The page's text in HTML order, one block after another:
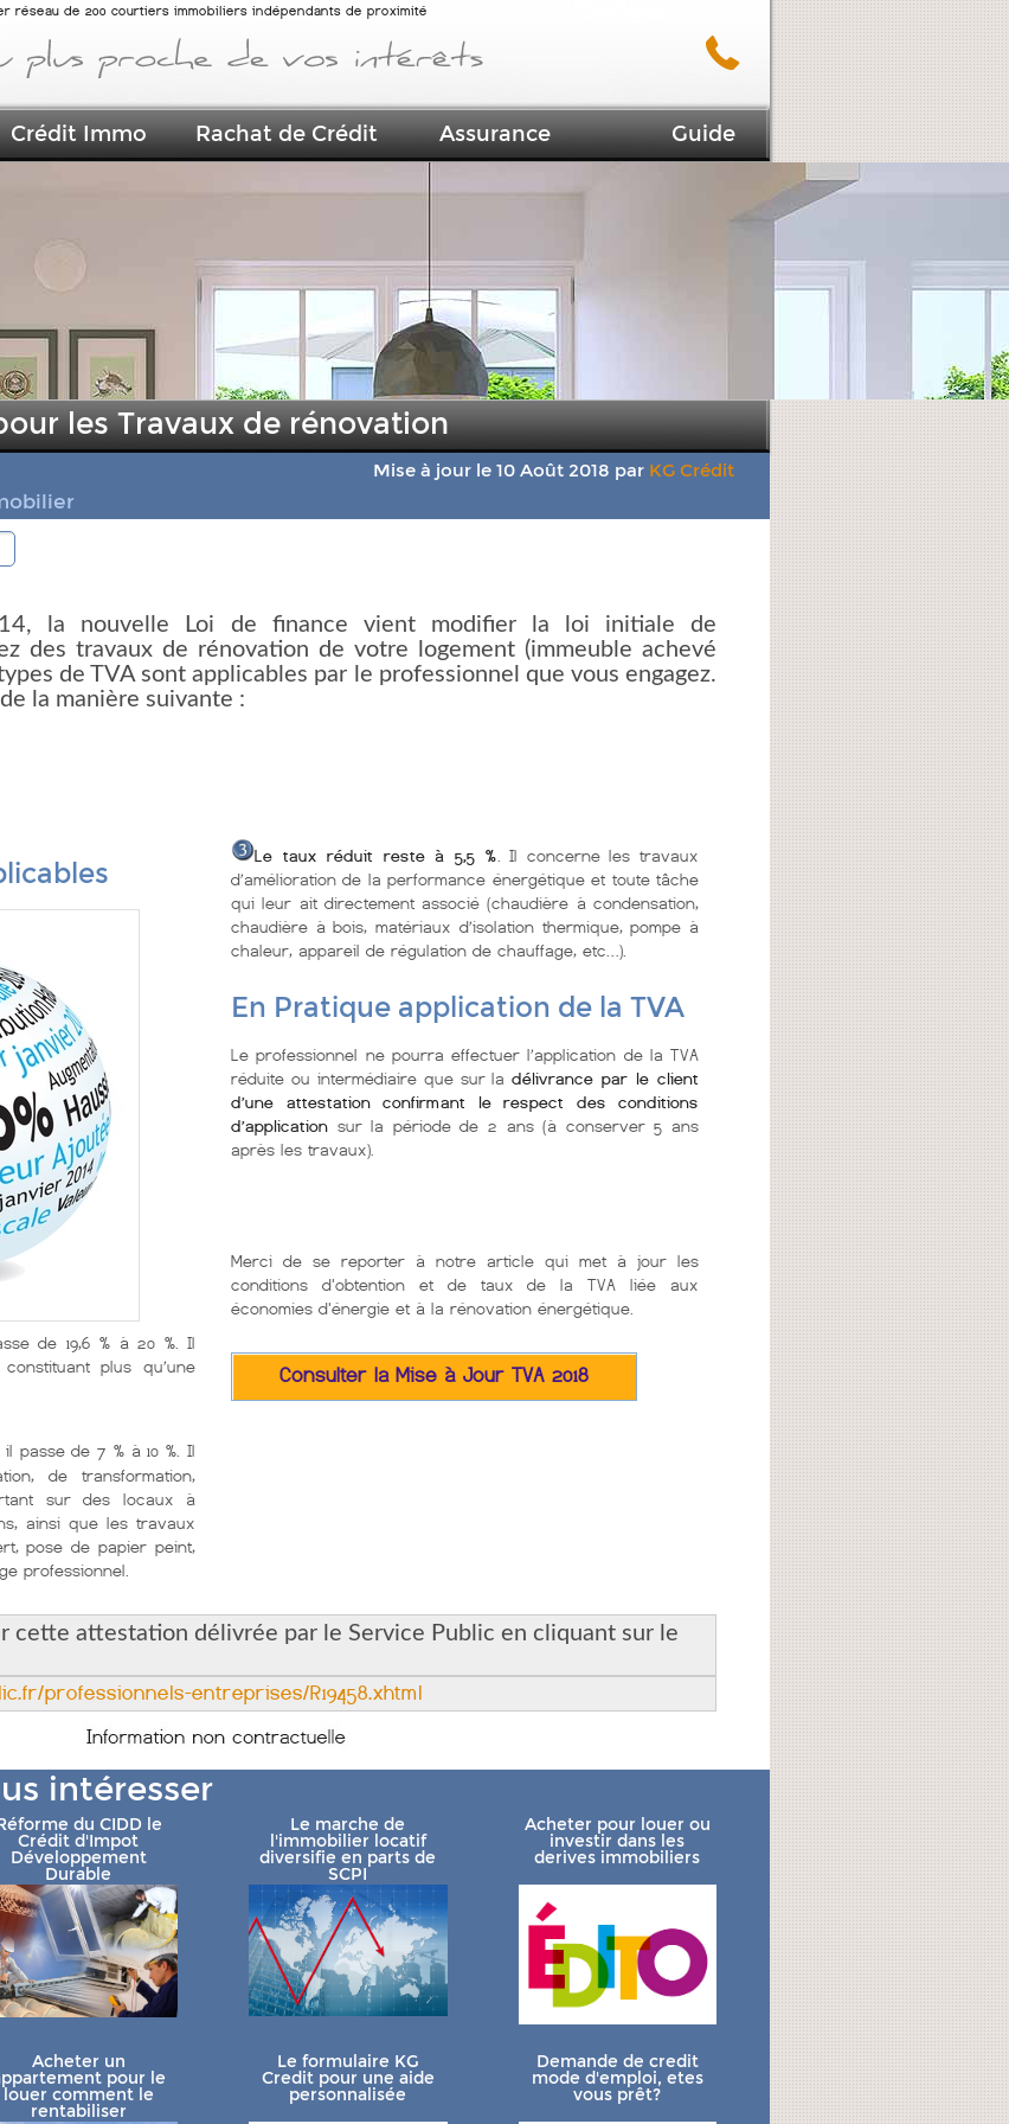
les Travaux de rénovation
Mise à jour le 10 Août 2018 par KG Crédit
la nouvelle Loi de finance vient modifier la loi initiale de
des travaux de rénovation de votre logement (immeuble achevé
de TVA sont applicables par le professionnel que vous engagez.
la manière suivante :
de 19,6 % à 20 %. Il
plus qu’une
il passe de 7 % à 10 %. Il
de transformation,
sur des locaux à
ainsi que les travaux
pose de papier peint,
professionnel.
Le taux réduit reste à 5,5 %. Il concerne les travaux
d’amélioration de la performance énergétique et toute tâche
qui leur ait directement associé (chaudière à condensation,
chaudière à bois, matériaux d’isolation thermique, pompe à
chaleur, appareil de régulation de chauffage, etc…).
En Pratique application de la TVA
Le professionnel ne pourra effectuer l’application de la TVA
réduite ou intermédiaire que sur ladélivrance par le client
d’une attestation confirmant le respect des conditions
d’application sur la période de 2 ans (à conserver 5 ans
après les travaux).
Merci de se reporter à notre article qui met à jour les
conditions d'obtention et de taux de la TVA liée aux
économies d'énergie et à la rénovation énergétique.
Consulter la Mise à Jour TVA 2018
cette attestation délivrée par le Service Public en cliquant sur le
professionnels-entreprises/R19458.xhtml
intéresser
du CIDD le
Crédit d'Impot
Développement
Durable
Le marche de
l'immobilier locatif
diversifie en parts de
SCPI
Acheter pour louer ou
investir dans les
derives immobiliers
Acheter un
pour le
louer comment le
rentabiliser
Le formulaire KG
Credit pour une aide
personnalisée
Demande de credit
mode d'emploi, etes
vous prêt?
réseau de 200 courtiers immobiliers indépendants de proximité
Crédit Immo Rachat de Crédit Assurance Guide